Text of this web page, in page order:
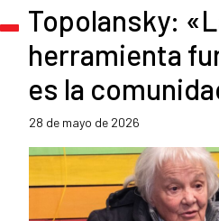
Topolansky:
herramienta
es la
28 de mayo de 2026